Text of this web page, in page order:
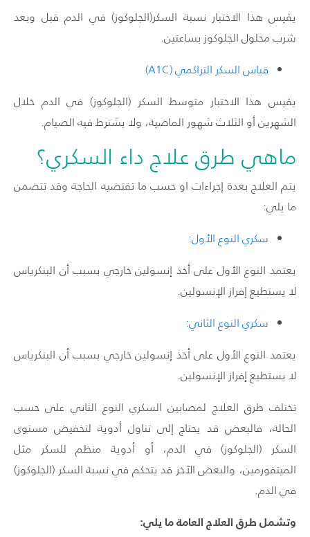
يقيس هذا الاختبار نسبة السكر(الجلوكوز) في الدم قبل وبعد
شرب محلول الجلوكوز بساعتين.
قياس السكر التراكمي (A1C)
يقيس هذا الاختبار متوسط السكر (الجلوكوز) في الدم خلال
الشهرين أو الثلاث شهور الماضية، ولا يشترط فيه الصيام.
ماهي طرق علاج داء السكري؟
يتم العلاج بعدة إجراءات او حسب ما تقتضيه الحاجة وقد تتضمن
ما يلي:
سكري النوع الأول:
يعتمد النوع الأول على أخذ إنسولين خارجي بسبب أن البنكرياس
لا يستطيع إفراز الإنسولين.
سكري النوع الثاني:
يعتمد النوع الأول على أخذ إنسولين خارجي بسبب أن البنكرياس
لا يستطيع إفراز الإنسولين.
تختلف طرق العلاج لمصابين السكري النوع الثاني على حسب
الحالة، فالبعض قد يحتاج إلى تناول أدوية لتخفيض مستوى
السكر (الجلوكوز) في الدم، أو أدوية منظم للسكر مثل
الميتفورمين، والبعض الآخر قد يتحكم في نسبة السكر (الجلوكوز)
في الدم.
وتشمل طرق العلاج العامة ما يلي: